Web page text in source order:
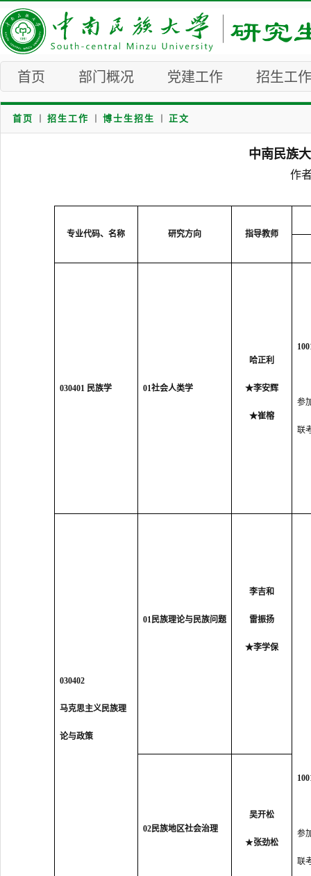
首页 部门概况 党建工作 招生工作
首页 招生工作 博士生招生 正文
中南民族
作
专业代码、名称 研究方向 指导教师
030401 民族学 01社会人类学
哈正利
★李安辉
★崔榕
参
联
030402
马克思主义民族理
论与政策
01民族理论与民族问题
李吉和
雷振扬
★李学保
参
联
02民族地区社会治理
吴开松
★张劲松